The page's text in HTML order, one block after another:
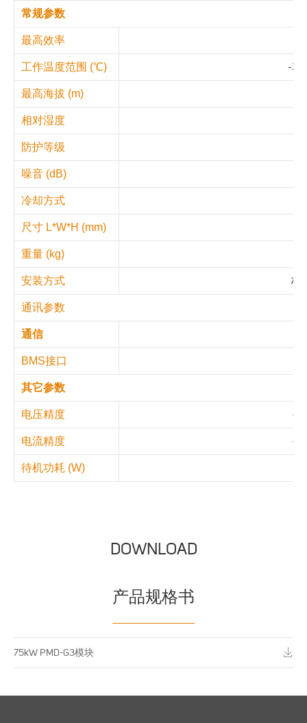
常规参数
最高效率
工作温度范围 (℃) -
最高海拔 (m)
相对湿度
防护等级
噪音 (dB)
冷却方式
尺寸 L*W*H (mm)
重量 (kg)
安装方式 柜
通讯参数
通信
BMS接口
其它参数
电压精度 ＜
电流精度 ＜
待机功耗 (W)
DOWNLOAD
产品规格书
75kW PMD-G3模块